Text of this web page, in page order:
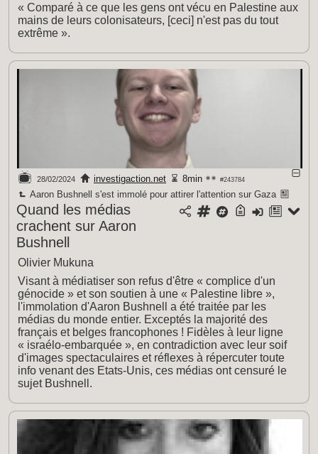
« Comparé à ce que les gens ont vécu en Palestine aux
mains de leurs colonisateurs, [ceci] n'est pas du tout
extrême ».
28/02/2024 investigaction.net 8min #243784
Aaron Bushnell s'est immolé pour attirer l'attention sur Gaza
Quand les médias
crachent sur Aaron
Bushnell
Olivier Mukuna
Visant à médiatiser son refus d'être « complice d'un
génocide » et son soutien à une « Palestine libre »,
l'immolation d'Aaron Bushnell a été traitée par les
médias du monde entier. Exceptés la majorité des
français et belges francophones ! Fidèles à leur ligne
« israélo-embarquée », en contradiction avec leur soif
d'images spectaculaires et réflexes à répercuter toute
info venant des Etats-Unis, ces médias ont censuré le
sujet Bushnell.